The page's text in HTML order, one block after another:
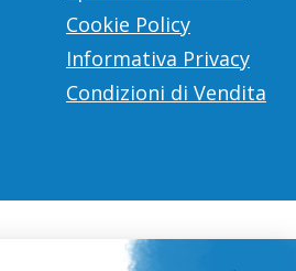
Cookie Policy
Informativa Privacy
Condizioni di Vendita
Dr. Leonardo Gaoni